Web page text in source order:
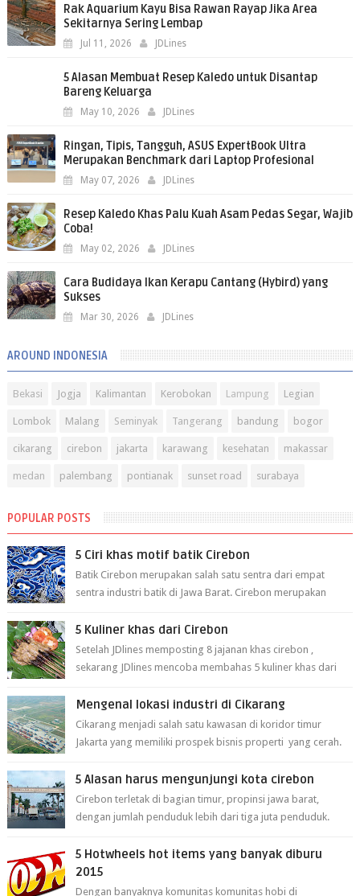
Rak Aquarium Kayu Bisa Rawan Rayap Jika Area
Sekitarnya Sering Lembap
Jul 11, 2026 JDLines
5 Alasan Membuat Resep Kaledo untuk Disantap
Bareng Keluarga
May 10, 2026 JDLines
Ringan, Tipis, Tangguh, ASUS ExpertBook Ultra
Merupakan Benchmark dari Laptop Profesional
May 07, 2026 JDLines
Resep Kaledo Khas Palu Kuah Asam Pedas Segar, Wajib
Coba!
May 02, 2026 JDLines
Cara Budidaya Ikan Kerapu Cantang (Hybird) yang
Sukses
Mar 30, 2026 JDLines
AROUND INDONESIA
Bekasi Jogja Kalimantan Kerobokan Lampung Legian
Lombok Malang Seminyak Tangerang bandung bogor
cikarang cirebon jakarta karawang kesehatan makassar
medan palembang pontianak sunset road surabaya
POPULAR POSTS
5 Ciri khas motif batik Cirebon
Batik Cirebon merupakan salah satu sentra dari empat
sentra industri batik di Jawa Barat. Cirebon merupakan
5 Kuliner khas dari Cirebon
Setelah JDlines memposting 8 jajanan khas cirebon ,
sekarang JDlines mencoba membahas 5 kuliner khas dari
Mengenal lokasi industri di Cikarang
Cikarang menjadi salah satu kawasan di koridor timur
Jakarta yang memiliki prospek bisnis properti yang cerah.
5 Alasan harus mengunjungi kota cirebon
Cirebon terletak di bagian timur, propinsi jawa barat,
dengan jumlah penduduk lebih dari tiga juta penduduk.
5 Hotwheels hot items yang banyak diburu
2015
Dengan banyaknya komunitas komunitas hobi di